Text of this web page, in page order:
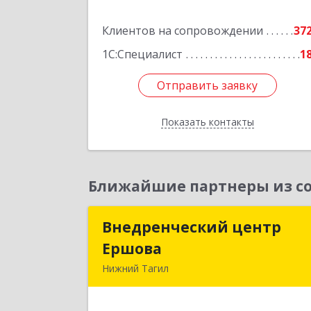
Клиентов на сопровождении
1С:Специалист
Отправить заявку
Показать контакты
Отправить заявку
Назад
Ближайшие партнеры из
Внедренческий центр
Ершова
Нижний Тагил
Внедренческий центр